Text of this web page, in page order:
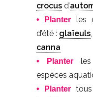
crocus d’
• Planter les
d’été : glaïeuls
canna
• Planterles
espèces
• Planter